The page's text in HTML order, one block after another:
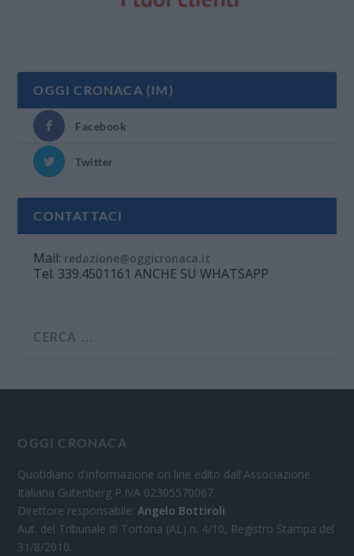
OGGI CRONACA (IM)
Facebook
Twitter
CONTATTACI
Mail: redazione@oggicronaca.it
Tel. 339.4501161 ANCHE SU WHATSAPP
OGGI CRONACA
Quotidiano d'informazione on line edito dall'Associazione
Italiana Gutenberg P.IVA 02305570067.
Direttore responsabile:Angelo Bottiroli.
Aut. del Tribunale di Tortona (AL) n. 4/10, Registro Stampa del
31/8/2010.